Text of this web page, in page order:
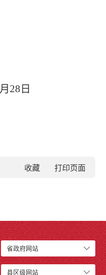
月 28 日
收藏
省政府网站
县区级网站